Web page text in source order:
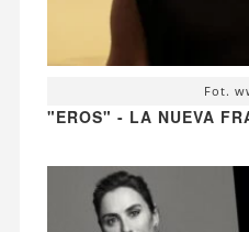
Fot.
"EROS" - LA NUEVA